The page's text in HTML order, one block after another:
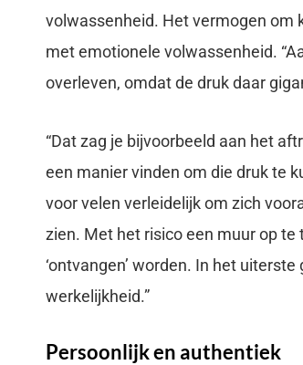
volwassenheid. Het vermogen om
met emotionele volwassenheid.
overleven, omdat de druk daar
“Dat zag je bijvoorbeeld aan het
een manier vinden om die druk te
voor velen verleidelijk om zich
zien. Met het risico een muur op
‘ontvangen’ worden. In het
werkelijkheid.”
Persoonlijk en authentiek